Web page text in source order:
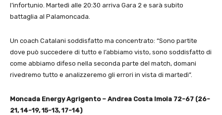
l’infortunio. Martedì alle 20:30 arriva Gara 2 e sarà subito
battaglia al Palamoncada.
Un coach Catalani soddisfatto ma concentrato: “Sono partite
dove può succedere di tutto e l’abbiamo visto, sono soddisfatto di
come abbiamo difeso nella seconda parte del match, domani
rivedremo tutto e analizzeremo gli errori in vista di martedì”.
Moncada Energy Agrigento – Andrea Costa Imola 72-67 (26-
21, 14-19, 15-13, 17-14)